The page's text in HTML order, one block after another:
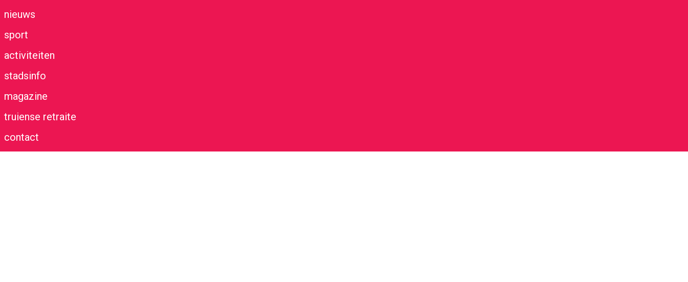
nieuws
sport
activiteiten
stadsinfo
magazine
truiense retraite
contact